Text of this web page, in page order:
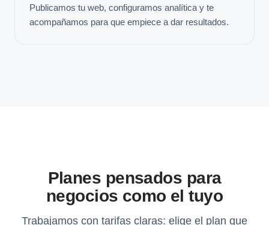
Publicamos tu web, configuramos analítica y te
acompañamos para que empiece a dar resultados.
Planes pensados para
negocios como el tuyo
Trabajamos con tarifas claras: elige el plan que